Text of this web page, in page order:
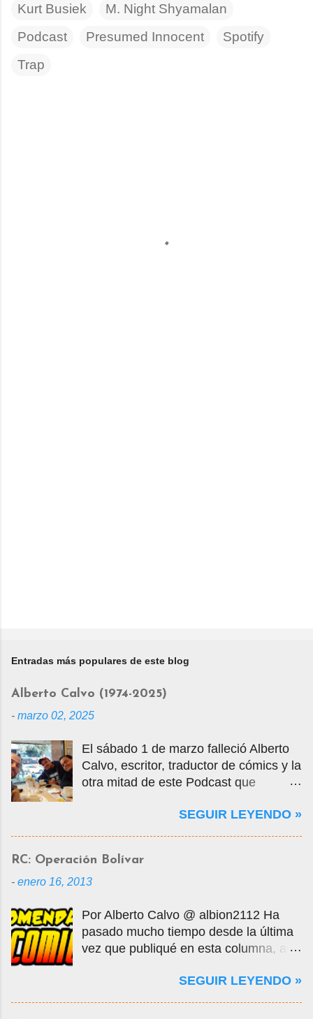
Kurt Busiek
M. Night Shyamalan
Podcast
Presumed Innocent
Spotify
Trap
Entradas más populares de este blog
Alberto Calvo (1974-2025)
- marzo 02, 2025
El sábado 1 de marzo falleció Alberto
Calvo, escritor, traductor de cómics y la
otra mitad de este Podcast que
14 años. La foto que ven es una selfie
mis vacaciones, justo antes de que
empezara la pandemia por el Covid-
gentileza de mostrarme muchos
lugares de la ciudad y ayudarme a
conseguir entradas para visitar la Mole,
de Comikaze. Con Alberto nos
conocimos en los grupos de yahoo, por
SEGUIR LEYENDO »
RC: Operación Bolívar
- enero 16, 2013
Por Alberto Calvo @ albion2112 Ha
pasado mucho tiempo desde la última
vez que publiqué en esta columna, así
publicado hace todavía más tiempo.
SEGUIR LEYENDO »